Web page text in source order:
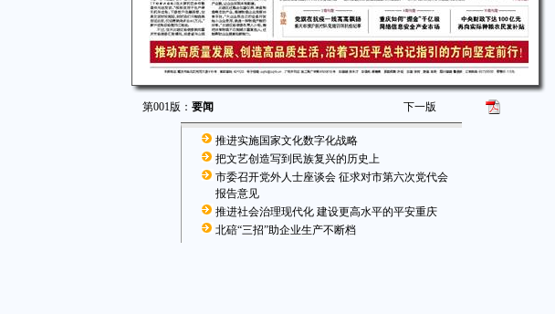
第001版： 要闻 下一版
推进实施国家文化数字化战略
把文艺创造写到民族复兴的历史上
市委召开党外人士座谈会 征求对市第六次党代会
报告意见
推进社会治理现代化 建设更高水平的平安重庆
北碚“三招”助企业生产不断档